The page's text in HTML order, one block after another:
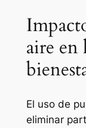
aire en
El uso de
eliminar